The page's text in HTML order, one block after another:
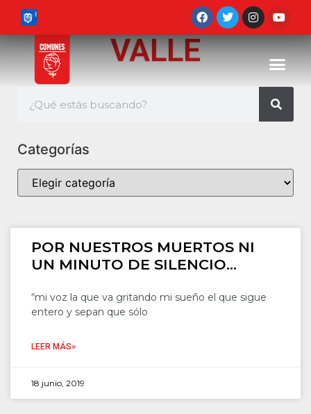
VALLE
Categorías
POR NUESTROS MUERTOS NI
UN MINUTO DE SILENCIO…
“mi voz la que va gritando mi sueño el que sigue
entero y sepan que sólo
LEER MÁS»
18 junio, 2019